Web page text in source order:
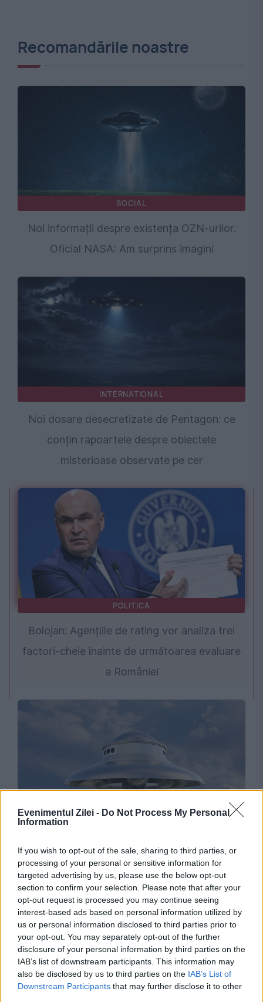
Evenimentul Zilei - Do Not Process My Personal
Information
If you wish to opt-out of the sale, sharing to third parties, or
processing of your personal or sensitive information for
targeted advertising by us, please use the below opt-out
section to confirm your selection. Please note that after your
opt-out request is processed you may continue seeing
interest-based ads based on personal information utilized by
us or personal information disclosed to third parties prior to
your opt-out. You may separately opt-out of the further
disclosure of your personal information by third parties on the
IAB’s list of downstream participants. This information may
also be disclosed by us to third parties on the IAB’s List of
Downstream Participants that may further disclose it to other
Recomandările noastre
SOCIAL
Noi informații despre existența OZN-urilor.
Oficial NASA: Am surprins imagini
INTERNATIONAL
Noi dosare desecretizate de Pentagon: ce
conțin rapoartele despre obiectele
misterioase observate pe cer
POLITICA
Bolojan: Agențiile de rating vor analiza trei
factori-cheie înainte de următoarea evaluare
a României
INTERNATIONAL
decisivă după publicarea dosarelor OZN